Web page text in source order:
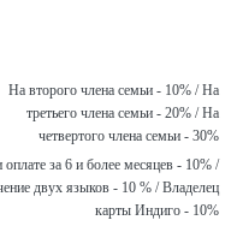
На второго члена семьи - 10% / На
третьего члена семьи - 20% / На
четвертого члена семьи - 30%
за 6 и более месяцев - 10% /
двух языков - 10 % / Владелец
карты Индиго - 10%